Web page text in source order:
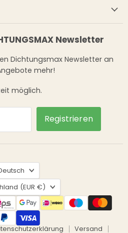
Newsletter
Dichtungsmax Newsletter an
mehr!
möglich.
Registrieren
(EUR €)
Versand